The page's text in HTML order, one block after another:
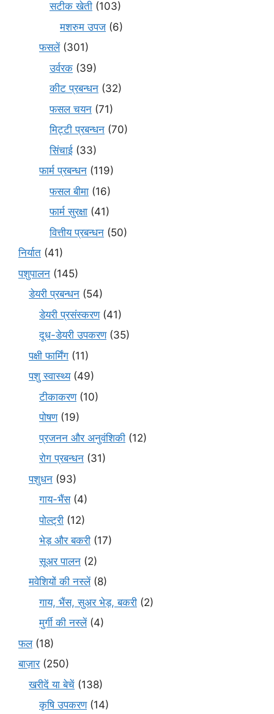
सटीक खेती (103)
मशरुम उपज (6)
फसलें(301)
उर्वरक (39)
कीट प्रबन्धन (32)
फसल चयन (71)
मि‌ट्टी प्रबन्धन (70)
सिंचाई (33)
फार्म प्रबन्धन (119)
फसल बीमा (16)
फार्म सुरक्षा (41)
वित्तीय प्रबन्धन (50)
निर्यात (41)
पशुपालन (145)
डेयरी प्रबन्धन (54)
डेयरी प्रसंस्करण(41)
दूध-डेयरी उपकरण(35)
पक्षी फार्मिंग (11)
पशु स्वास्थ्य(49)
टीकाकरण(10)
पोषण(19)
प्रजनन और अनुवंशिकी (12)
रोग प्रबन्धन (31)
पशुधन (93)
गाय-भैंस(4)
पोल्ट्री (12)
भेड़ और बकरी (17)
सूअर पालन (2)
मवेशियों की नस्लें(8)
गाय, भैंस, सुअर भेड़, बकरी (2)
मुर्गी की नस्लें(4)
फल(18)
बाज़ार(250)
खरीदें या बेचें (138)
कृषि उपकरण(14)